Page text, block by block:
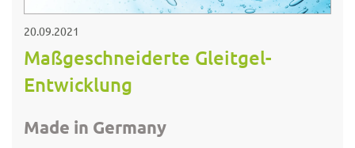
20.09.2021
Maßgeschneiderte Gleitgel-
Entwicklung
Made in Germany